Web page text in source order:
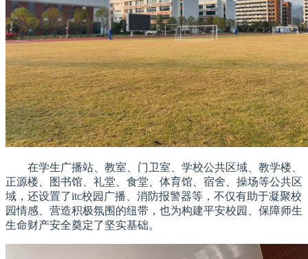
在学生广播站、教室、门卫室、学校公共区域、教学楼、
正源楼、图书馆、礼堂、食堂、体育馆、宿舍、操场等公共区
域，还设置了itc校园广播、消防报警器等，不仅有助于凝聚校
园情感、营造积极氛围的纽带，也为构建平安校园、保障师生
生命财产安全奠定了坚实基础。